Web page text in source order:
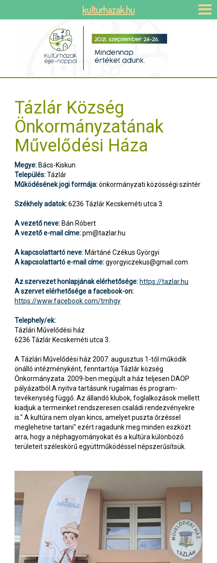
Tázlár Község
Önkormányzatának
Művelődési Háza
Megye: Bács-Kiskun
Település:Tázlár
Működésének jogi formája:önkormányzati közösségi színtér
Székhely adatok:6236 Tázlár Kecskeméti utca 3.
A vezető neve: Bán Róbert
A vezető e-mail címe:pm@tazlar.hu
A kapcsolattartó neve: Mártáné Czékus Györgyi
A kapcsolattartó e-mail címe:gyorgyiczekus@gmail.com
Az szervezet honlapjának elérhetősége: https://tazlar.hu
A szervet elérhetősége a facebook-on:
https://www.facebook.com/tmhgy
Telephely/ek:
Tázlári Művelődési ház
6236 Tázlár Kecskeméti utca 3.
A Tázlári Művelődési ház 2007. augusztus 1-től működik
önálló intézményként, fenntartója Tázlár község
Önkormányzata. 2009-ben megújult a ház teljesen DAOP
pályázatból.A nyitva tartásunk rugalmas és program-
tevékenység függő. Az állandó klubok, foglalkozások mellett
kiadjuk a termeinket rendszeresen családi rendezvényekre
is." A kultúra nem olyan kincs, amelyet puszta őrzéssel
meglehetne tartani" ezért ragadunk meg minden eszközt
arra, hogy a néphagyományokat és a kultúra különböző
területeit széleskörű együttműködéssel népszerűsítsük.
kulturhazak.hu